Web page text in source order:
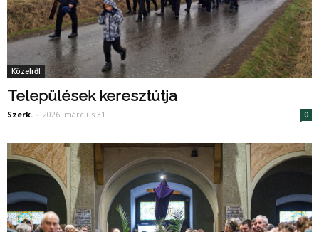
Közelről
Települések keresztútja
Szerk. - 2026. március 31. 0